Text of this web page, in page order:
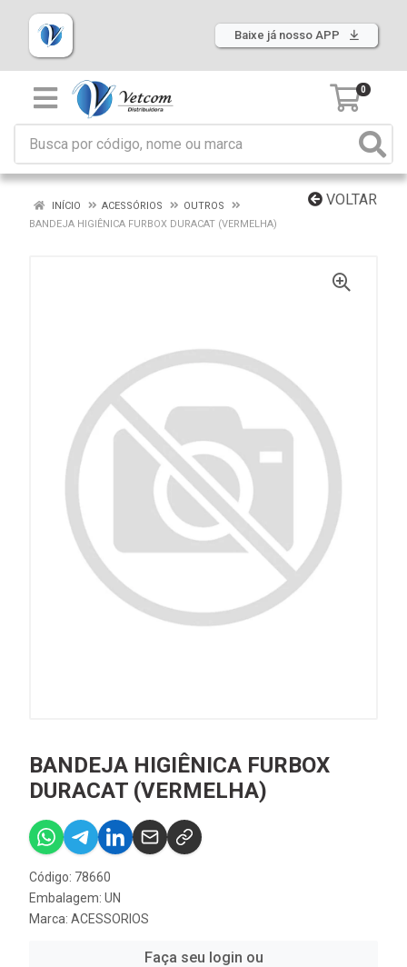
Baixe já nosso APP
0
VOLTAR
INÍCIO ACESSÓRIOS
OUTROS
BANDEJA HIGIÊNICA FURBOX DURACAT (VERMELHA)
BANDEJA HIGIÊNICA FURBOX
DURACAT (VERMELHA)
Código: 78660
Embalagem: UN
Marca: ACESSORIOS
Faça seu login ou